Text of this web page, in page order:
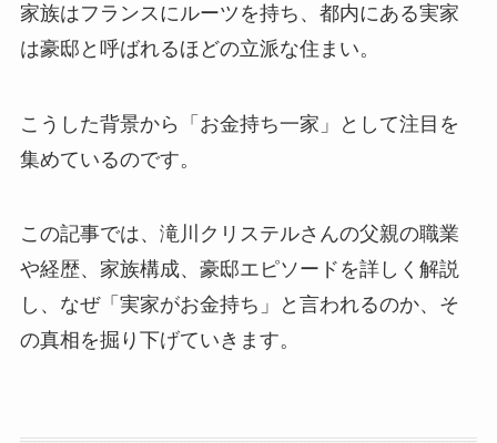
家族はフランスにルーツを持ち、都内にある実家
は豪邸と呼ばれるほどの立派な住まい。
こうした背景から「お金持ち一家」として注目を
集めているのです。
この記事では、滝川クリステルさんの父親の職業
や経歴、家族構成、豪邸エピソードを詳しく解説
し、なぜ「実家がお金持ち」と言われるのか、そ
の真相を掘り下げていきます。